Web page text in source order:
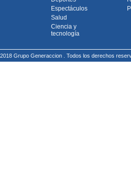
Espectáculos
Salud
Ciencia y
tecnología
2018 Grupo Generaccion . Todos los derechos